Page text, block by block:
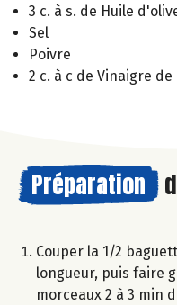
3 c. à s. de Huile
Sel
Poivre
2 c. à c de Vinaigre
Préparation
Couper la 1/2
longueur, puis faire
morceaux 2 à 3 min